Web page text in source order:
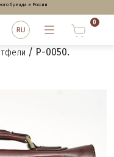
бренда в России
0
/ P-0050.